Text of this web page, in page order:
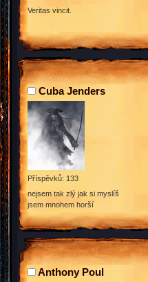
Veritas vincit.
Cuba Jenders
Příspěvků: 133
nejsem tak zlý jak si myslíš
jsem mnohem horší
Anthony Poul